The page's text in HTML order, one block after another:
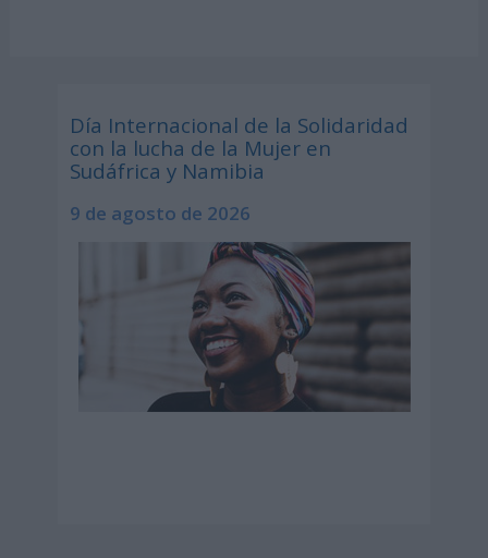
Día Internacional de la Solidaridad
con la lucha de la Mujer en
Sudáfrica y Namibia
9 de agosto de 2026